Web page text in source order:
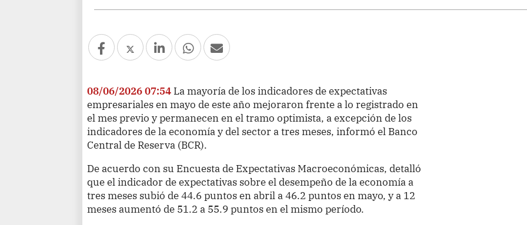
08/06/2026 07:54 La mayoría de los indicadores de expectativas
empresariales en mayo de este año mejoraron frente a lo registrado en
el mes previo y permanecen en el tramo optimista, a excepción de los
indicadores de la economía y del sector a tres meses, informó el Banco
Central de Reserva (BCR).
De acuerdo con su Encuesta de Expectativas Macroeconómicas, detalló
que el indicador de expectativas sobre el desempeño de la economía a
tres meses subió de 44.6 puntos en abril a 46.2 puntos en mayo, y a 12
meses aumentó de 51.2 a 55.9 puntos en el mismo período.